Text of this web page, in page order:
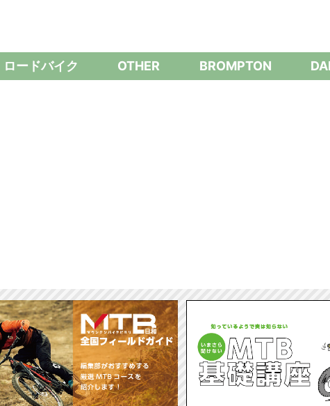
ロードバイク OTHER BROMPTON